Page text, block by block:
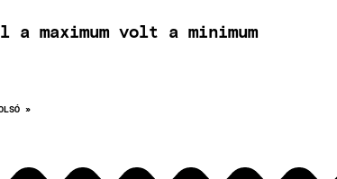
a maximum volt a minimum
»